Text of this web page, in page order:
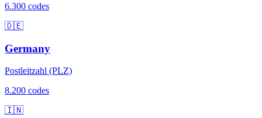
6.300 codes
🇩🇪
Germany
Postleitzahl (PLZ)
8.200 codes
🇮🇳